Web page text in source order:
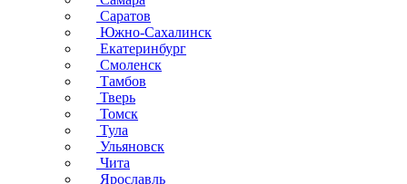
Саратов
Южно-Сахалинск
Екатеринбург
Смоленск
Тамбов
Тверь
Томск
Тула
Ульяновск
Чита
Ярославль